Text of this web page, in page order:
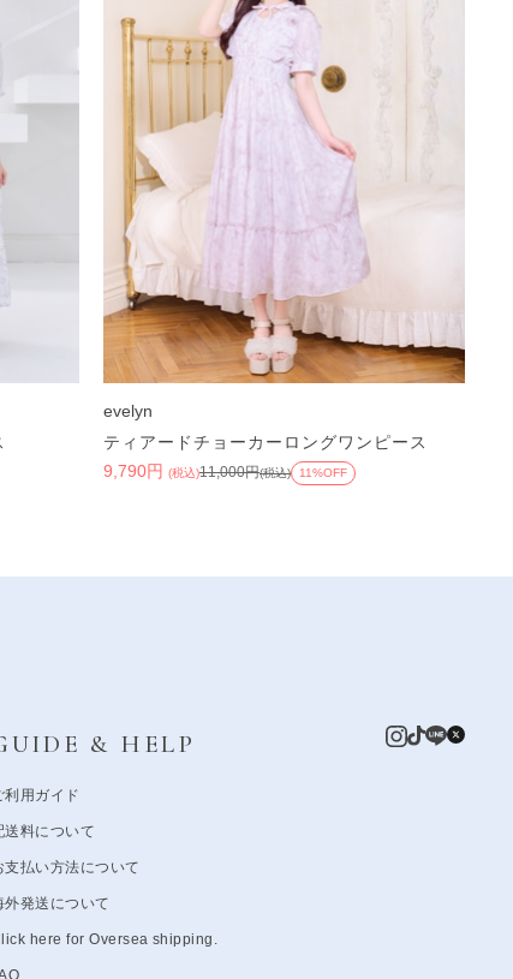
evelyn
ティアードチョーカーロングワンピース
9,790円 (税込)11,000円(税込) 11%OFF
& HELP
利用ガイド
送料について
支払い方法について
外発送について
here for Oversea shipping.